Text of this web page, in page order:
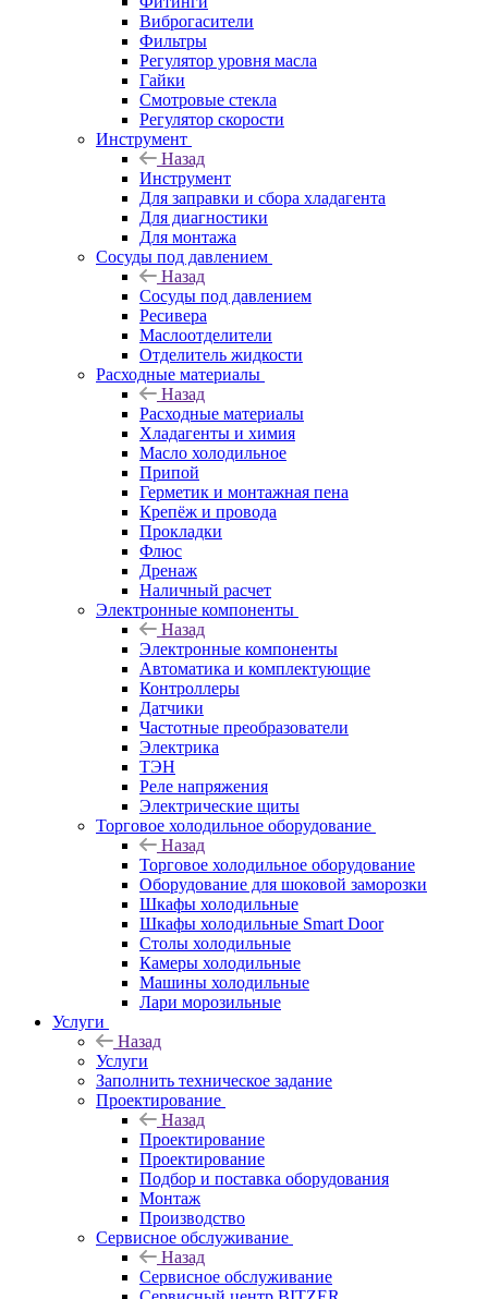
Виброгасители
Фильтры
Регулятор уровня масла
Гайки
Смотровые стекла
Регулятор скорости
Инструмент
Назад
Инструмент
Для заправки и сбора хладагента
Для диагностики
Для монтажа
Сосуды под давлением
Назад
Сосуды под давлением
Ресивера
Маслоотделители
Отделитель жидкости
Расходные материалы
Назад
Расходные материалы
Хладагенты и химия
Масло холодильное
Припой
Герметик и монтажная пена
Крепёж и провода
Прокладки
Флюс
Дренаж
Наличный расчет
Электронные компоненты
Назад
Электронные компоненты
Автоматика и комплектующие
Контроллеры
Датчики
Частотные преобразователи
Электрика
ТЭН
Реле напряжения
Электрические щиты
Торговое холодильное оборудование
Назад
Торговое холодильное оборудование
Оборудование для шоковой заморозки
Шкафы холодильные
Шкафы холодильные Smart Door
Столы холодильные
Камеры холодильные
Машины холодильные
Лари морозильные
Услуги
Назад
Услуги
Заполнить техническое задание
Проектирование
Назад
Проектирование
Проектирование
Подбор и поставка оборудования
Монтаж
Производство
Сервисное обслуживание
Назад
Сервисное обслуживание